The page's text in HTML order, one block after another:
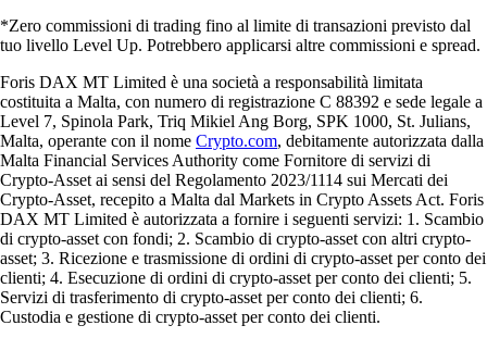
*Zero commissioni di trading fino al limite di transazioni previsto dal
tuo livello Level Up. Potrebbero applicarsi altre commissioni e spread.
Foris DAX MT Limited è una società a responsabilità limitata
costituita a Malta, con numero di registrazione C 88392 e sede legale a
Level 7, Spinola Park, Triq Mikiel Ang Borg, SPK 1000, St. Julians,
Malta, operante con il nome Crypto.com, debitamente autorizzata dalla
Malta Financial Services Authority come Fornitore di servizi di
Crypto-Asset ai sensi del Regolamento 2023/1114 sui Mercati dei
Crypto-Asset, recepito a Malta dal Markets in Crypto Assets Act. Foris
DAX MT Limited è autorizzata a fornire i seguenti servizi: 1. Scambio
di crypto-asset con fondi; 2. Scambio di crypto-asset con altri crypto-
asset; 3. Ricezione e trasmissione di ordini di crypto-asset per conto dei
clienti; 4. Esecuzione di ordini di crypto-asset per conto dei clienti; 5.
Servizi di trasferimento di crypto-asset per conto dei clienti; 6.
Custodia e gestione di crypto-asset per conto dei clienti.